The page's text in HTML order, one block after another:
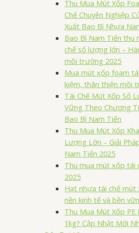
Thu Mua Mút Xốp
Chế Chuyên Nghiệp
Xuất Bao Bì Nhựa
Bao Bì Nam Tiến thu
chế số lượng lớn –
môi trường 2025
Mua mút xốp foam
kiệm, thân thiện môi
Tái Chế Mút Xốp Số
Vững Theo Chương
Bao Bì Nam Tiến
Thu Mua Mút Xốp
Lượng Lớn – Giải
Nam Tiến 2025
Thu mua mút xốp tái
2025
Hạt nhựa tái chế mút
nền kinh tế và bền
Thu Mua Mút Xốp PE
1kg? Cập Nhật Mới